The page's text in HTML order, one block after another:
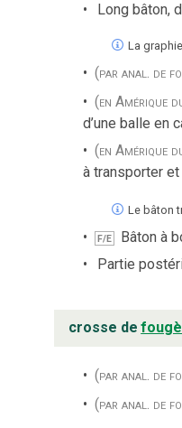
Long bâton,
La graphie
(par anal. de
(en Amérique
d’une balle en
(en Amérique
à transporter et
Le bâton
F/E
Bâton à
Partie
crosse de
(par anal. de
(par anal. de